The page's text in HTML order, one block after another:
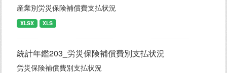
産業別労災保険補償費支払状況
XLSX XLS
統計年鑑203_労災保険補償費別支払状況
労災保険補償費別支払状況